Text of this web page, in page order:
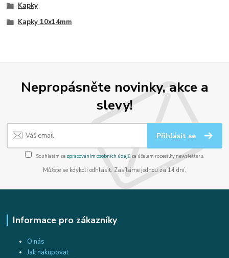
Kapky
Kapky 10x14mm
Nepropásněte novinky, akce a
slevy!
Přihlásit se
Souhlasím se zpracováním osobních údajůza účelem rozesílky newsletteru.
Můžete se kdykoli odhlásit. Zasíláme jednou za 14 dní.
Informace pro zákazníky
O nás
Jak nakupovat